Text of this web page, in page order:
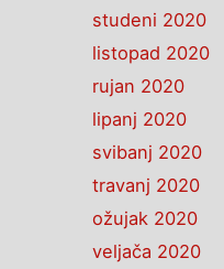
studeni 2020
listopad 2020
rujan 2020
lipanj 2020
svibanj 2020
travanj 2020
ožujak 2020
veljača 2020